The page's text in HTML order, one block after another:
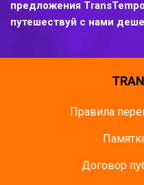
предложения
путешествуй с нами
Правила
Договор